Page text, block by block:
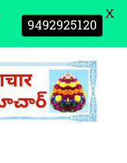
9492925120 X